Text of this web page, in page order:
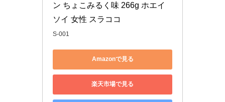
ン ちょこみるく味 266g ホエイ
ソイ 女性 スラココ
S-001
Amazonで見る
楽天市場で見る